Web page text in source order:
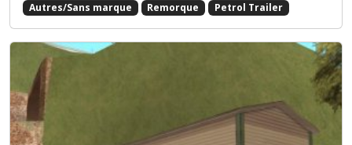
Autres/Sans marque
Remorque Petrol Trailer